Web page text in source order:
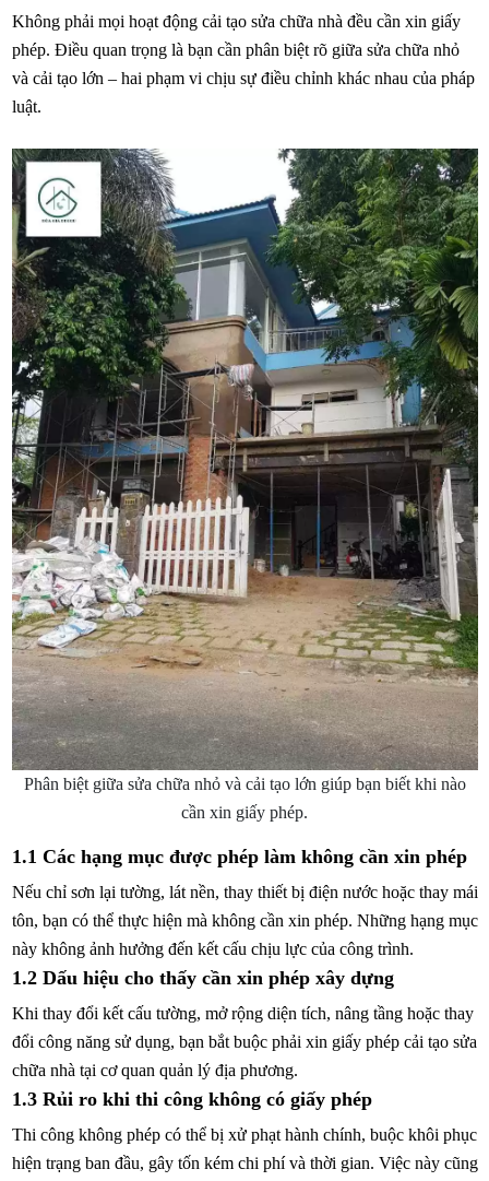
Không phải mọi hoạt động cải tạo sửa chữa nhà đều cần xin giấy
phép. Điều quan trọng là bạn cần phân biệt rõ giữa sửa chữa nhỏ
và cải tạo lớn – hai phạm vi chịu sự điều chỉnh khác nhau của pháp
luật.
Phân biệt giữa sửa chữa nhỏ và cải tạo lớn giúp bạn biết khi nào
cần xin giấy phép.
1.1 Các hạng mục được phép làm không cần xin phép
Nếu chỉ sơn lại tường, lát nền, thay thiết bị điện nước hoặc thay mái
tôn, bạn có thể thực hiện mà không cần xin phép. Những hạng mục
này không ảnh hưởng đến kết cấu chịu lực của công trình.
1.2 Dấu hiệu cho thấy cần xin phép xây dựng
Khi thay đổi kết cấu tường, mở rộng diện tích, nâng tầng hoặc thay
đổi công năng sử dụng, bạn bắt buộc phải xin giấy phép cải tạo sửa
chữa nhà tại cơ quan quản lý địa phương.
1.3 Rủi ro khi thi công không có giấy phép
Thi công không phép có thể bị xử phạt hành chính, buộc khôi phục
hiện trạng ban đầu, gây tốn kém chi phí và thời gian. Việc này cũng